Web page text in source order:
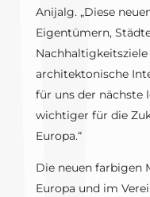
Anijalg. „Diese
Eigentümern,
architektonische
für uns der nächste
wichtiger für die
Europa.“
Die neuen farbigen
Europa und im